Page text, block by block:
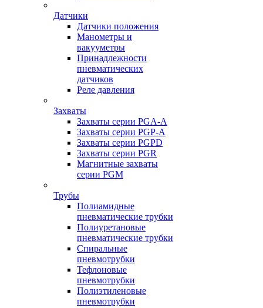
Датчики
Датчики положения
Манометры и
вакууметры
Принадлежности
пневматических
датчиков
Реле давления
Захваты
Захваты серии PGA-A
Захваты серии PGP-A
Захваты серии PGPD
Захваты серии PGR
Магнитные захваты
серии PGM
Трубы
Полиамидные
пневматические трубки
Полиуретановые
пневматические трубки
Спиральные
пневмотрубки
Тефлоновые
пневмотрубки
Полиэтиленовые
пневмотрубки